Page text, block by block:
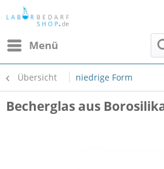
Menü
Übersicht niedrige Form
Becherglas aus